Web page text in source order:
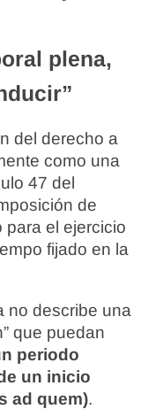
plena,
del derecho a
como una
47 del
de
para el ejercicio
fijado en la
no describe una
que puedan
periodo
un inicio
ad quem).